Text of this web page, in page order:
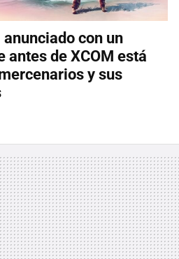
con un
antes de XCOM está
y sus